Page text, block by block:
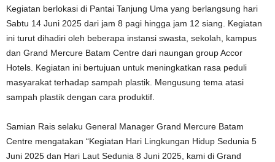
Kegiatan berlokasi di Pantai Tanjung Uma yang berlangsung hari
Sabtu 14 Juni 2025 dari jam 8 pagi hingga jam 12 siang. Kegiatan
ini turut dihadiri oleh beberapa instansi swasta, sekolah, kampus
dan Grand Mercure Batam Centre dari naungan group Accor
Hotels. Kegiatan ini bertujuan untuk meningkatkan rasa peduli
masyarakat terhadap sampah plastik. Mengusung tema atasi
sampah plastik dengan cara produktif.
Samian Rais selaku General Manager Grand Mercure Batam
Centre mengatakan “Kegiatan Hari Lingkungan Hidup Sedunia 5
Juni 2025 dan Hari Laut Sedunia 8 Juni 2025, kami di Grand